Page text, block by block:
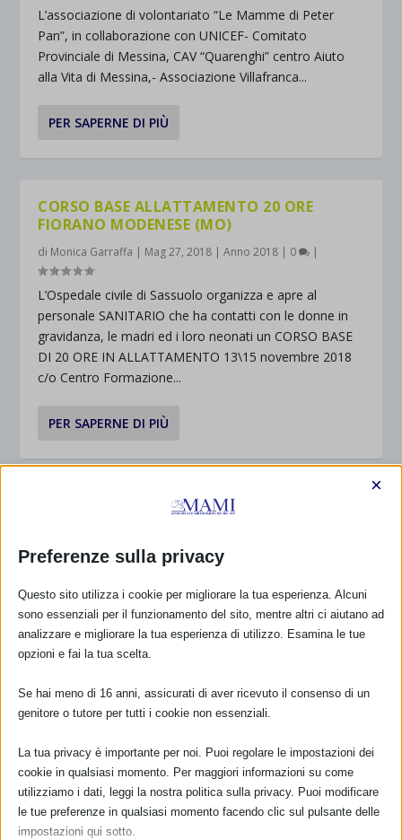
L’associazione di volontariato “Le Mamme di Peter
Pan”, in collaborazione con UNICEF- Comitato
Provinciale di Messina, CAV “Quarenghi” centro Aiuto
alla Vita di Messina,- Associazione Villafranca...
PER SAPERNE DI PIÙ
CORSO BASE ALLATTAMENTO 20 ORE
FIORANO MODENESE (MO)
di Monica Garraffa | Mag 27, 2018 |Anno 2018 | 0 |
L’Ospedale civile di Sassuolo organizza e apre al
personale SANITARIO che ha contatti con le donne in
gravidanza, le madri ed i loro neonati un CORSO BASE
DI 20 ORE IN ALLATTAMENTO 13\15 novembre 2018
c/o Centro Formazione...
PER SAPERNE DI PIÙ
CORSO BASE 20 ORE ALLATTAMENTO
|
personale esterno un CORSO BASE DI 20 ORE IN
ALLATTAMENTO 10-11-12 Aprile 2018 c/o Centro
Formazione Florim Via Canaletto 24 Spezzano di
Fiorano Modenese (MO) SCARICA IL...
PER SAPERNE DI PIÙ
3° CONVEGNO NAZIONALE LATTE &
COCCOLE
diAnnalisa Paini|Mar 22, 2018
Preferenze sulla privacy
×
Questo sito utilizza i cookie per migliorare la tua esperienza. Alcuni
sono essenziali per il funzionamento del sito, mentre altri ci aiutano ad
analizzare e migliorare la tua esperienza di utilizzo. Esamina le tue
opzioni e fai la tua scelta.
Se hai meno di 16 anni, assicurati di aver ricevuto il consenso di un
genitore o tutore per tutti i cookie non essenziali.
La tua privacy è importante per noi. Puoi regolare le impostazioni dei
cookie in qualsiasi momento. Per maggiori informazioni su come
utilizziamo i dati, leggi la nostra politica sulla privacy. Puoi modificare
le tue preferenze in qualsiasi momento facendo clic sul pulsante delle
impostazioni qui sotto.